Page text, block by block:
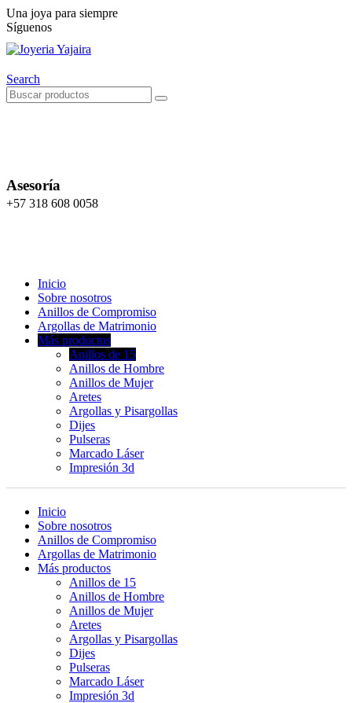
Una joya para siempre
Síguenos
Search
Asesoría
+57 318 608 0058
Inicio
Sobre nosotros
Anillos de Compromiso
Argollas de Matrimonio
Más productos
Anillos de 15
Anillos de Hombre
Anillos de Mujer
Aretes
Argollas y Pisargollas
Dijes
Pulseras
Marcado Láser
Impresión 3d
Inicio
Sobre nosotros
Anillos de Compromiso
Argollas de Matrimonio
Más productos
Anillos de 15
Anillos de Hombre
Anillos de Mujer
Aretes
Argollas y Pisargollas
Dijes
Pulseras
Marcado Láser
Impresión 3d